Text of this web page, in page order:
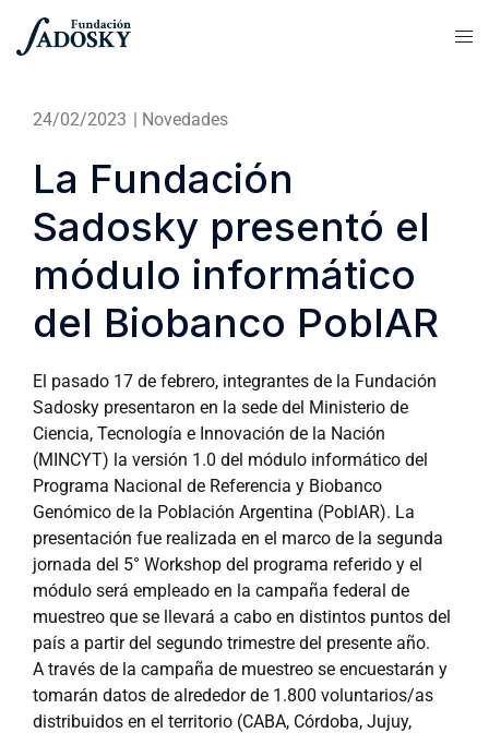
24/02/2023 | Novedades
La Fundación
Sadosky presentó el
módulo informático
del Biobanco PoblAR
El pasado 17 de febrero, integrantes de la Fundación
Sadosky presentaron en la sede del Ministerio de
Ciencia, Tecnología e Innovación de la Nación
(MINCYT) la versión 1.0 del módulo informático del
Programa Nacional de Referencia y Biobanco
Genómico de la Población Argentina (PoblAR). La
presentación fue realizada en el marco de la segunda
jornada del 5° Workshop del programa referido y el
módulo será empleado en la campaña federal de
muestreo que se llevará a cabo en distintos puntos del
país a partir del segundo trimestre del presente año.
A través de la campaña de muestreo se encuestarán y
tomarán datos de alrededor de 1.800 voluntarios/as
distribuidos en el territorio (CABA, Córdoba, Jujuy,